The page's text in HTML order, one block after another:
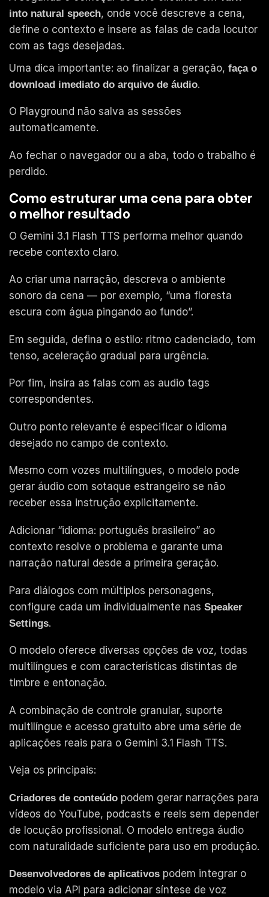
into natural speech, onde você descreve a cena,
define o contexto e insere as falas de cada locutor
com as tags desejadas.
Uma dica importante: ao finalizar a geração, faça o
download imediato do arquivo de áudio.
O Playground não salva as sessões
automaticamente.
Ao fechar o navegador ou a aba, todo o trabalho é
perdido.
Como estruturar uma cena para obter
o melhor resultado
O Gemini 3.1 Flash TTS performa melhor quando
recebe contexto claro.
Ao criar uma narração, descreva o ambiente
sonoro da cena — por exemplo, “uma floresta
escura com água pingando ao fundo”.
Em seguida, defina o estilo: ritmo cadenciado, tom
tenso, aceleração gradual para urgência.
Por fim, insira as falas com as audio tags
correspondentes.
Outro ponto relevante é especificar o idioma
desejado no campo de contexto.
Mesmo com vozes multilíngues, o modelo pode
gerar áudio com sotaque estrangeiro se não
receber essa instrução explicitamente.
Adicionar “idioma: português brasileiro” ao
contexto resolve o problema e garante uma
narração natural desde a primeira geração.
Para diálogos com múltiplos personagens,
configure cada um individualmente nas Speaker
Settings.
O modelo oferece diversas opções de voz, todas
multilíngues e com características distintas de
timbre e entonação.
A combinação de controle granular, suporte
multilíngue e acesso gratuito abre uma série de
aplicações reais para o Gemini 3.1 Flash TTS.
Veja os principais:
Criadores de conteúdo podem gerar narrações para
vídeos do YouTube, podcasts e reels sem depender
de locução profissional. O modelo entrega áudio
com naturalidade suficiente para uso em produção.
Desenvolvedores de aplicativos podem integrar o
modelo via API para adicionar síntese de voz